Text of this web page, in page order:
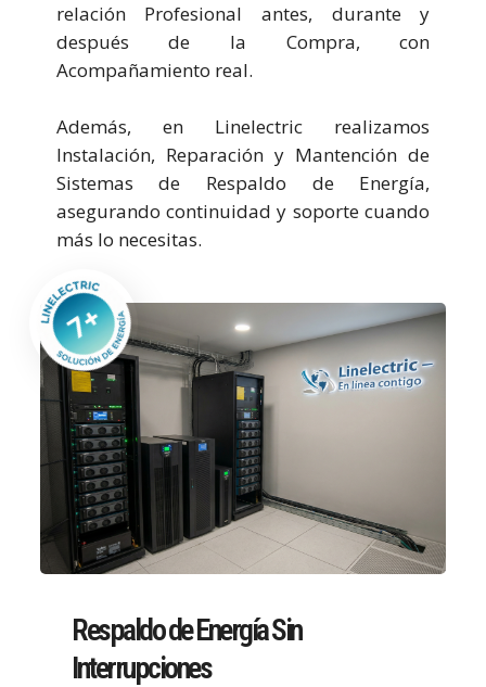
relación Profesional antes, durante y
después de la Compra, con
Acompañamiento real.
Además, en Linelectric realizamos
Instalación, Reparación y Mantención de
Sistemas de Respaldo de Energía,
asegurando continuidad y soporte cuando
más lo necesitas.
Respaldo de Energía Sin
Interrupciones